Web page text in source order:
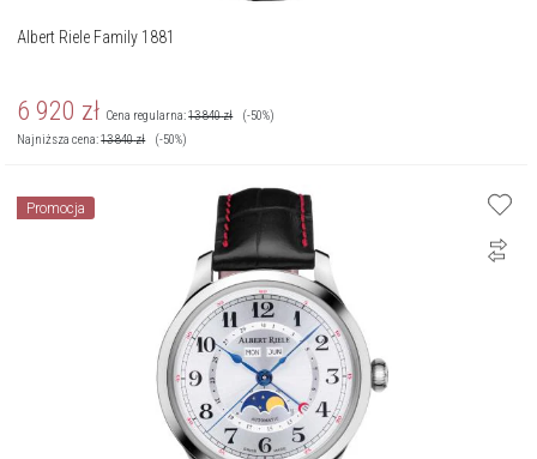
Albert Riele Family 1881
6 920 zł Cena regularna:13 840zł
(-50%)
Najniższa cena:13 840zł (-50%)
Promocja